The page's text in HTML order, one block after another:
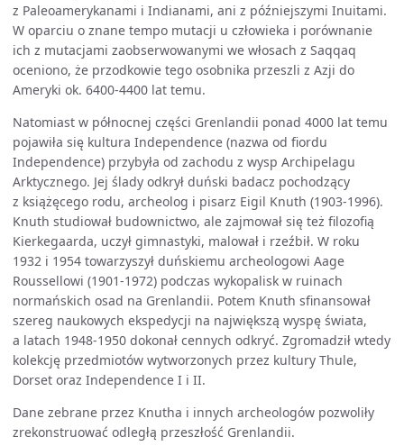
z Paleoamerykanami i Indianami, ani z późniejszymi Inuitami.
W oparciu o znane tempo mutacji u człowieka i porównanie
ich z mutacjami zaobserwowanymi we włosach z Saqqaq
oceniono, że przodkowie tego osobnika przeszli z Azji do
Ameryki ok. 6400-4400 lat temu.
Natomiast w północnej części Grenlandii ponad 4000 lat temu
pojawiła się kultura Independence (nazwa od fiordu
Independence) przybyła od zachodu z wysp Archipelagu
Arktycznego. Jej ślady odkrył duński badacz pochodzący
z książęcego rodu, archeolog i pisarz Eigil Knuth (1903-1996).
Knuth studiował budownictwo, ale zajmował się też filozofią
Kierkegaarda, uczył gimnastyki, malował i rzeźbił. W roku
1932 i 1954 towarzyszył duńskiemu archeologowi Aage
Roussellowi (1901-1972) podczas wykopalisk w ruinach
normańskich osad na Grenlandii. Potem Knuth sfinansował
szereg naukowych ekspedycji na największą wyspę świata,
a latach 1948-1950 dokonał cennych odkryć. Zgromadził wtedy
kolekcję przedmiotów wytworzonych przez kultury Thule,
Dorset oraz Independence I i II.
Dane zebrane przez Knutha i innych archeologów pozwoliły
zrekonstruować odległą przeszłość Grenlandii.